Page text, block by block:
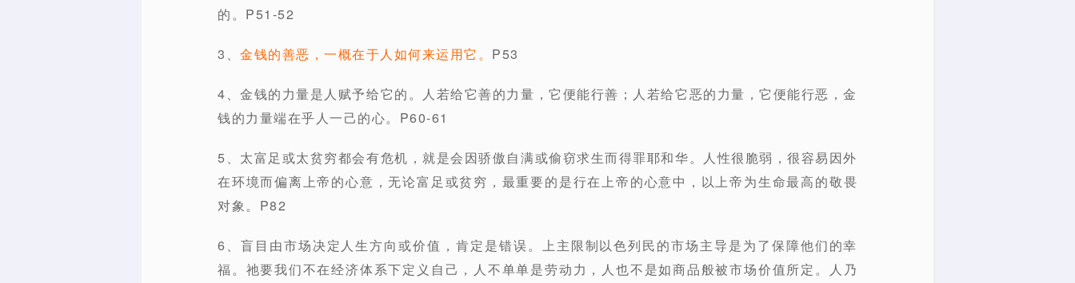
的。P51-52
3、 金钱的善恶，一概在于人如何来运用它。 P53
4、金钱的力量是人赋予给它的。人若给它善的力量，它便能行善；人若给它恶的力量，它便能行恶，金
钱的力量端在乎人一己的心。P60-61
5、太富足或太贫穷都会有危机，就是会因骄傲自满或偷窃求生而得罪耶和华。人性很脆弱，很容易因外
在环境而偏离上帝的心意，无论富足或贫穷，最重要的是行在上帝的心意中，以上帝为生命最高的敬畏
对象。P82
6、盲目由市场决定人生方向或价值，肯定是错误。上主限制以色列民的市场主导是为了保障他们的幸
福。祂要我们不在经济体系下定义自己，人不单单是劳动力，人也不是如商品般被市场价值所定。人乃